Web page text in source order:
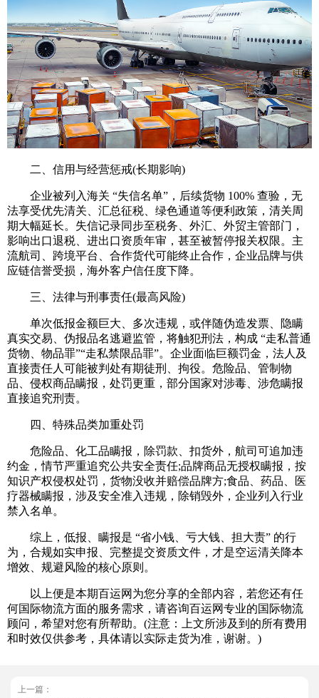
二、信用与经营惩戒(长期影响)
企业被列入海关 “失信名单”，后续货物 100% 查验，无
法享受优先清关、汇总征税、绿色通道等便利政策，清关周
期大幅延长。失信记录同步至税务、外汇、外贸主管部门，
影响出口退税、进出口资质年审，甚至被暂停报关权限。主
流航司、跨境平台、合作货代可能终止合作，企业品牌与供
应链信誉受损，海外客户信任度下降。
三、法律与刑事责任(最高风险)
单次低报金额巨大、多次违规，或伴随伪造发票、隐瞒
真实交易、伪报品名逃避监管，将触犯刑法，构成 “走私普通
货物、物品罪”“走私禁限品罪”。企业面临巨额罚金，法人及
直接责任人可能被判处有期徒刑、拘役。危险品、管制物
品、侵权商品瞒报，处罚更重，部分国家对涉毒、涉危瞒报
直接追究刑责。
四、特殊品类加重处罚
危险品、化工品瞒报，除罚款、扣货外，航司可追加违
约金，情节严重追究公共安全责任;品牌商品无授权瞒报，按
知识产权侵权处罚，货物没收并赔偿品牌方;食品、药品、医
疗器械瞒报，涉及安全准入违规，除销毁外，企业列入行业
禁入名单。
综上，低报、瞒报是 “省小钱、亏大钱、担大责” 的行
为，合规如实申报、完整提交资质文件，才是空运清关降本
增效、规避风险的核心原则。
以上便是本期百运网为您分享的全部内容，若您还有任
何国际物流方面的服务需求，请咨询百运网专业的国际物流
顾问，希望对您有所帮助。(注意：上文所涉及到的所有费用
和时效仅供参考，具体请以实际走货为准，谢谢。)
上一篇：